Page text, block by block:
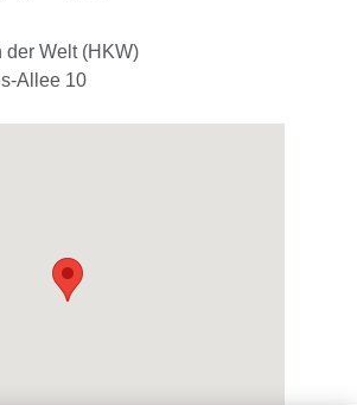
der Welt (HKW)
Allee 10